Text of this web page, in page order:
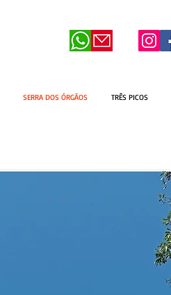
SERRA DOS ÓRGÃOS TRÊS PICOS